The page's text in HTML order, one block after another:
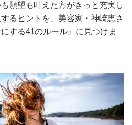
願望も叶えた方がきっと充実し
るヒントを、美容家・神崎恵さ
する41のルール』に見つけま